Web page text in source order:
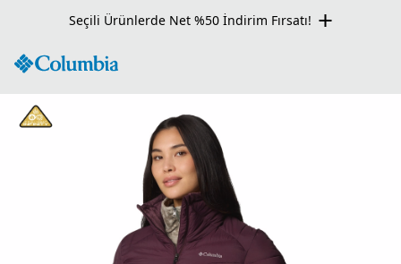
Seçili Ürünlerde Net %50 İndirim Fırsatı!